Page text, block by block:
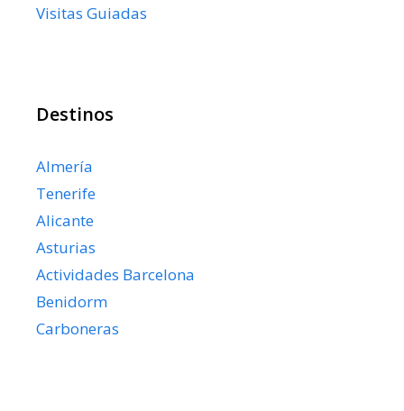
Visitas Guiadas
Destinos
Almería
Tenerife
Alicante
Asturias
Actividades Barcelona
Benidorm
Carboneras